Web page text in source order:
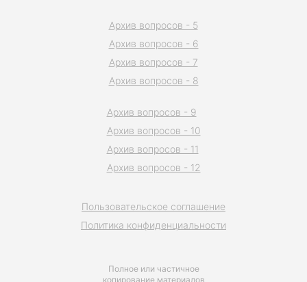
Полное или частичное
копирование материалов
Пользовательское соглашение
Политика конфиденциальности
Архив вопросов - 5
Архив вопросов - 6
Архив вопросов - 7
Архив вопросов - 8
Архив вопросов - 9
Архив вопросов - 10
Архив вопросов - 11
Архив вопросов - 12